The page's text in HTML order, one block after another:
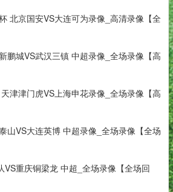
北京国安VS大连可为录像_高清录像【全
鹏城VS武汉三镇 中超录像_全场录像【高
津津门虎VS上海申花录像_全场录像【高
山VS大连英博 中超录像_全场录像【全场
重庆铜梁龙 中超_全场录像【全场回